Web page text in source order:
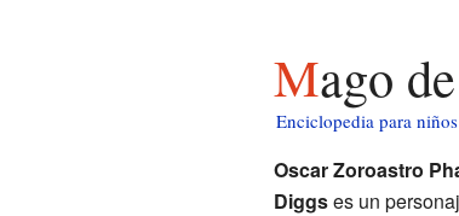
Mago
Enciclopedia para niños
Oscar Zoroastro
Diggses un